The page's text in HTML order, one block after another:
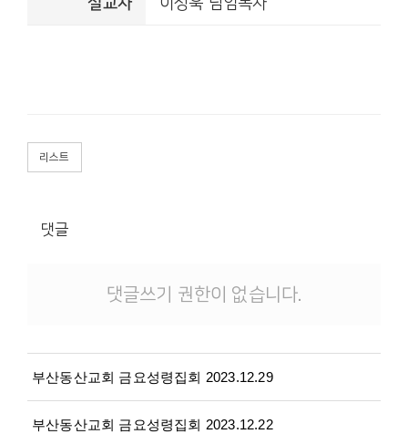
설교자 이성욱 담임목사
리스트
댓글
댓글쓰기 권한이 없습니다.
부산동산교회 금요성령집회 2023.12.29
부산동산교회 금요성령집회 2023.12.22